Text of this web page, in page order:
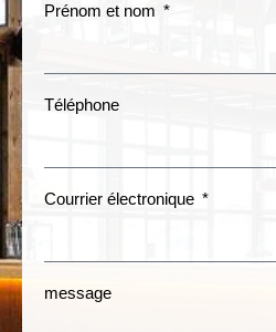
Prénom et nom
Téléphone
Courrier électronique
message